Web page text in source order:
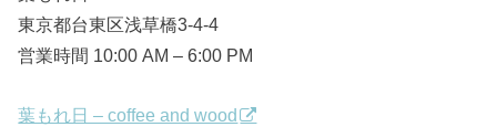
東京都台東区浅草橋3-4-4
営業時間 10:00 AM – 6:00 PM
葉もれ日 – coffee and wood